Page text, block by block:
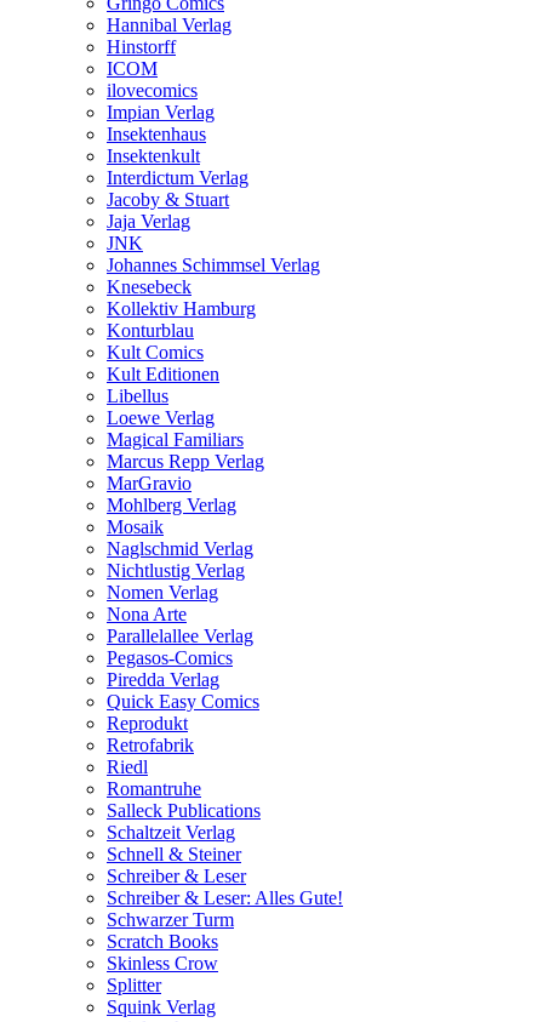
Hannibal Verlag
Hinstorff
ICOM
ilovecomics
Impian Verlag
Insektenhaus
Insektenkult
Interdictum Verlag
Jacoby & Stuart
Jaja Verlag
JNK
Johannes Schimmsel Verlag
Knesebeck
Kollektiv Hamburg
Konturblau
Kult Comics
Kult Editionen
Libellus
Loewe Verlag
Magical Familiars
Marcus Repp Verlag
MarGravio
Mohlberg Verlag
Mosaik
Naglschmid Verlag
Nichtlustig Verlag
Nomen Verlag
Nona Arte
Parallelallee Verlag
Pegasos-Comics
Piredda Verlag
Quick Easy Comics
Reprodukt
Retrofabrik
Riedl
Romantruhe
Salleck Publications
Schaltzeit Verlag
Schnell & Steiner
Schreiber & Leser
Schreiber & Leser: Alles Gute!
Schwarzer Turm
Scratch Books
Skinless Crow
Splitter
Squink Verlag